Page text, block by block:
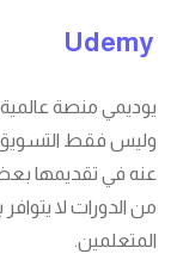
Udemy
يوديمي منصة
وليس فقط التسويق
عنه في تقديمها بعض
من الدورات لا
المتعلمين.